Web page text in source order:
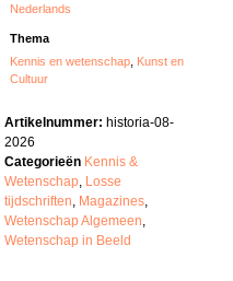
Nederlands
Thema
Kennis en wetenschap Kunst en
Cultuur
Artikelnummer: historia-08-
2026
Categorieën Kennis &
Wetenschap, Losse
tijdschriften, Magazines,
Wetenschap Algemeen,
Wetenschap in Beeld